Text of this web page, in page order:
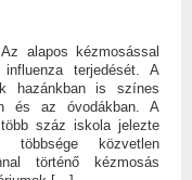
alapos kézmosással
terjedését. A
hazánkban is színes
és az óvodákban. A
száz iskola jelezte
többsége közvetlen
történő kézmosás